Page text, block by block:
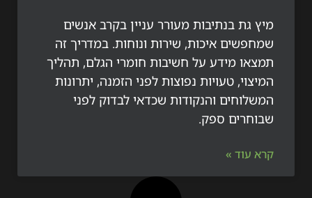
גת בנתיבות מעורר עניין בקרב אנשים
איכות, שירות ונוחות. במדריך זה
מידע על חשיבות חומרי הגלם, תהליך
טעויות נפוצות לפני הזמנה, יתרונות
והנקודות שכדאי לבדוק לפני
ספק.